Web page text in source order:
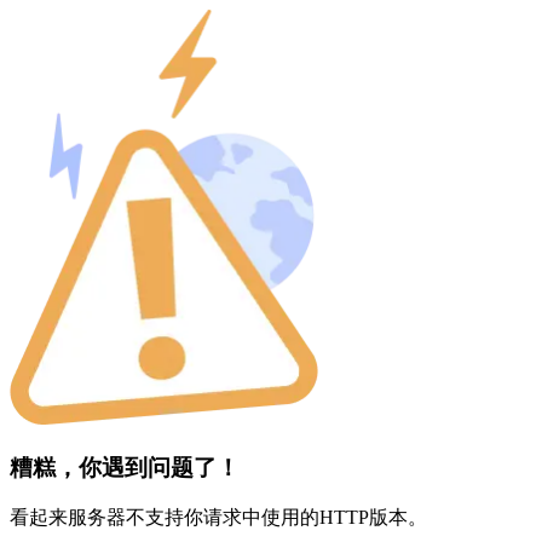
糟糕，你遇到问题了！
看起来服务器不支持你请求中使用的HTTP版本。